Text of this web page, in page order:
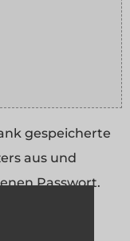
gespeicherte
aus und
Passwort.
passen
in